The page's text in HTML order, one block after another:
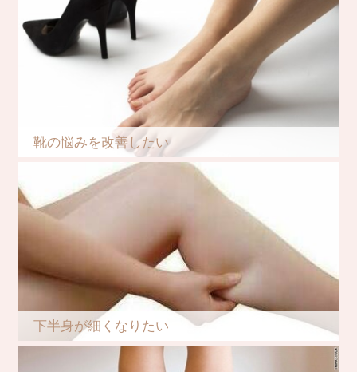
靴の悩みを改善したい
下半身が細くなりたい